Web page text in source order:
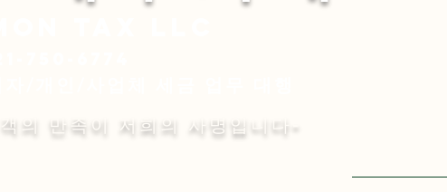
의 만족이 저희의 사명입니다-